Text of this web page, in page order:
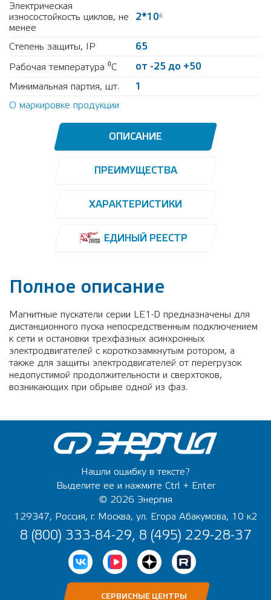
Электрическая
износостойкость циклов, не
менее
2*10⁶
Степень защиты, IP
65
Рабочая температура ⁰С
от -25 до +50
Минимальная партия, шт.
1
О маркировке продукции
ОПИСАНИЕ
ПРЕИМУЩЕСТВА
ХАРАКТЕРИСТИКИ
ЕДИНЫЙ РЕЕСТР
Полное описание
Магнитные пускатели серии LE1-D предназначены для
дистанционного пуска непосредственным подключением
к сети и остановки трехфазных асинхронных
электродвигателей с короткозамкнутым ротором, а
также для защиты электродвигателей от перегрузок
недопустимой продолжительности и сверхтоков,
возникающих при обрыве одной из фаз.
Нашли ошибку в тексте?
Выделите ее и нажмите Ctrl + Enter
© 2026 Энергия
129347, Россия, г. Москва, ул. Егора Абакумова, 10 к2
8 (800) 333-84-29, 8 (495) 229-28-37
СЕРВИСНЫЕ ЦЕНТРЫ